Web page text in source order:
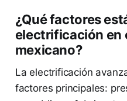
¿Qué factores
electrificación en
mexicano?
La electrificación
factores principales: